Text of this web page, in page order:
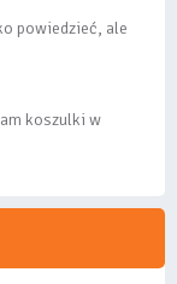
powiedzieć, ale
koszulki w